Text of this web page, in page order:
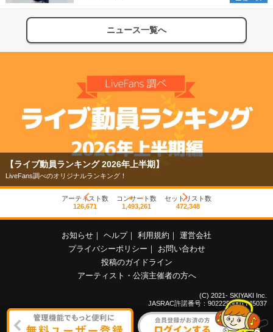
ニュース一覧へ
【ライブ動員ランキング 2026年上半期】
LiveFans調べのオリジナルランキング！
アーティスト数
126,671
コンサート数
1,493,261
セットリスト数
472,348
お知らせ ｜ ヘルプ｜ 利用規約 ｜ 運営会社
プライバシーポリシー ｜
お問い合わせ
投稿のガイドライン
アーティスト・公演主催者の方へ
(C) 2021- SKIYAKI Inc.
JASRAC許諾番号：9022255001Y45037